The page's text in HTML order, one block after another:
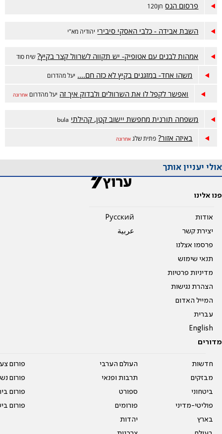
פרסום הנס חן120
השבת אבידה - כלבי האסקי סיבירי יהודיה מא"י
אמהות לבנים עם אטופיק- יש תקווה לשרוול קצר בקיץ? שיח סוד
משהו אחד- במזגנים בקיץ לא כזה חם.... יעל מהדרום
ואפשר לקפל לו את השרוולים ולבדוק איך זה יעל מהדרום אחרונה
משפחה תורנית מחפשת יישוב קטן, קהילתי bula
באיזה אזור? פתית שלג אחרונה
אולי יעניין אותך
פנו אלינו
אודות
יצירת קשר
פרסמו אצלנו
תנאי שימוש
מדיניות פרטיות
הצהרת נגישות
המייל האדום
עברית
English
Pусский
عربية
מדורים
חדשות
מבזקים
ביטחוני
פוליטי-מדיני
בארץ
העולם הערבי
תרבות ופנאי
ספורט
פורומים
יהדות
פורום
פורום
פורום
פורום